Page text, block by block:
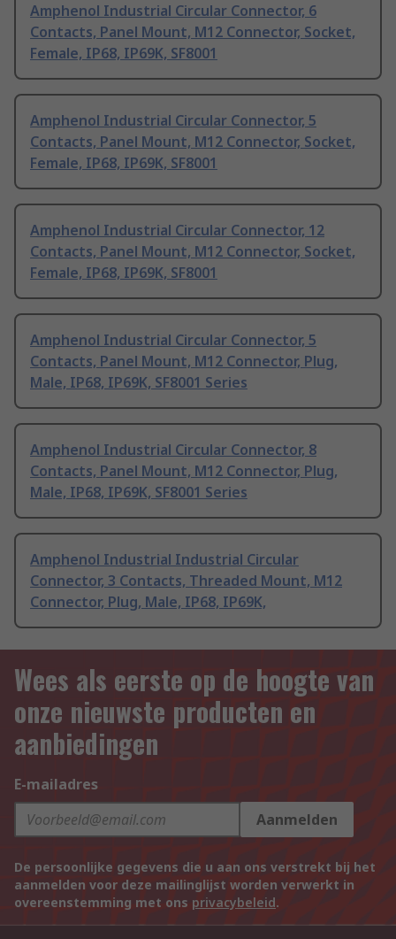
Amphenol Industrial Circular Connector, 6
Contacts, Panel Mount, M12 Connector, Socket,
Female, IP68, IP69K, SF8001
Amphenol Industrial Circular Connector, 5
Contacts, Panel Mount, M12 Connector, Socket,
Female, IP68, IP69K, SF8001
Amphenol Industrial Circular Connector, 12
Contacts, Panel Mount, M12 Connector, Socket,
Female, IP68, IP69K, SF8001
Amphenol Industrial Circular Connector, 5
Contacts, Panel Mount, M12 Connector, Plug,
Male, IP68, IP69K, SF8001 Series
Amphenol Industrial Circular Connector, 8
Contacts, Panel Mount, M12 Connector, Plug,
Male, IP68, IP69K, SF8001 Series
Amphenol Industrial Industrial Circular
Connector, 3 Contacts, Threaded Mount, M12
Connector, Plug, Male, IP68, IP69K,
Wees als eerste op de hoogte van
onze nieuwste producten en
aanbiedingen
E-mailadres
Aanmelden
De persoonlijke gegevens die u aan ons verstrekt bij het
aanmelden voor deze mailinglijst worden verwerkt in
overeenstemming met ons privacybeleid.